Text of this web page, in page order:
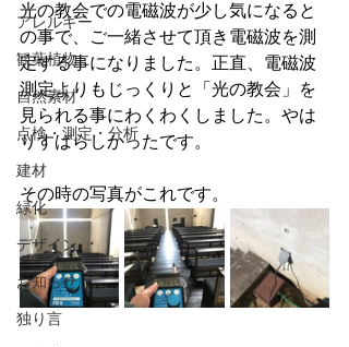
アレルギー
観葉植物
自然素材
点検・測定・分析
建材
緑化
デザイン
お知らせ
独り言
光の教会での電磁波が少し気になると
の事で、ご一緒させて頂き電磁波を測
定する事になりました。正直、電磁波
測定よりもじっくりと「光の教会」を
見られる事にわくわくしました。やは
りすばらしかったです。
その時の写真がこれです。